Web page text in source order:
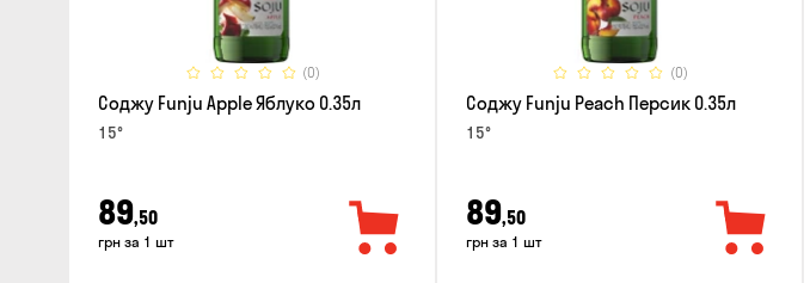
(0)
Соджу Funju Apple Яблуко 0.35л
15°
89,50
грн за 1 шт
(0)
Соджу Funju Peach Персик 0.35л
15°
89,50
грн за 1 шт